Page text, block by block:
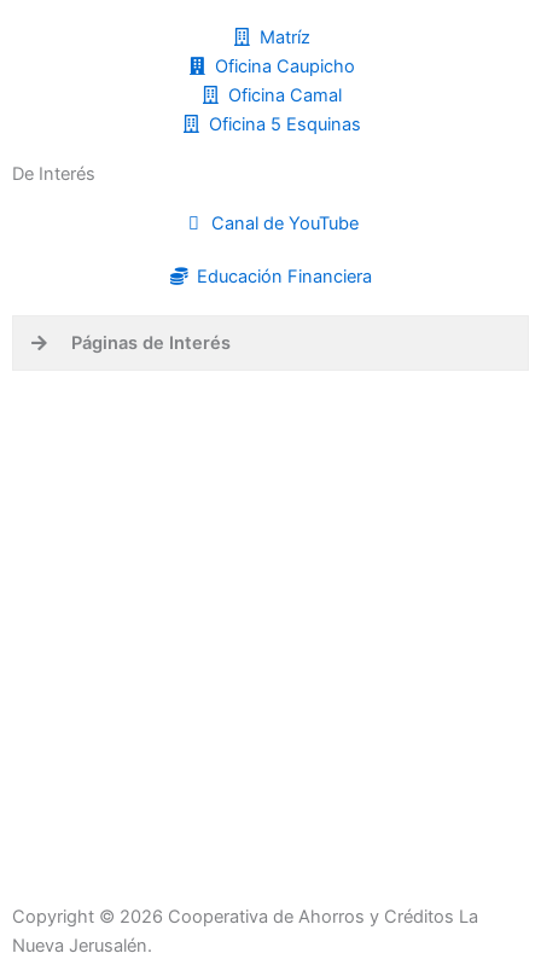
Matríz
Oficina Caupicho
Oficina Camal
Oficina 5 Esquinas
De Interés
Canal de YouTube
Educación Financiera
Páginas de Interés
Copyright © 2026 Cooperativa de Ahorros y Créditos La
Nueva Jerusalén.